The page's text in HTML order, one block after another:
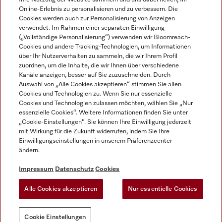
Impressum
AGB
Datenschutz
Nutzungsbedigungen
EU-Gesetzen über digitale Dienste
Miele auf Instagram
Miele auf Facebook
Miele auf Youtube
Online-Erlebnis zu personalisieren und zu verbessern. Die
Cookies werden auch zur Personalisierung von Anzeigen
verwendet. Im Rahmen einer separaten Einwilligung
(„Vollständige Personalisierung“) verwenden wir Bloomreach-
Cookies und andere Tracking-Technologien, um Informationen
über Ihr Nutzerverhalten zu sammeln, die wir Ihrem Profil
zuordnen, um die Inhalte, die wir Ihnen über verschiedene
Kanäle anzeigen, besser auf Sie zuzuschneiden. Durch
Auswahl von „Alle Cookies akzeptieren“ stimmen Sie allen
Cookies und Technologien zu. Wenn Sie nur essenzielle
Cookies und Technologien zulassen möchten, wählen Sie „Nur
essenzielle Cookies“. Weitere Informationen finden Sie unter
„Cookie-Einstellungen“. Sie können Ihre Einwilligung jederzeit
mit Wirkung für die Zukunft widerrufen, indem Sie Ihre
Einwilligungseinstellungen in unserem Präferenzcenter
ändern.
Impressum Datenschutz Cookies
Alle Cookies akzeptieren Nur essentielle Cookies
Cookie Einstellungen